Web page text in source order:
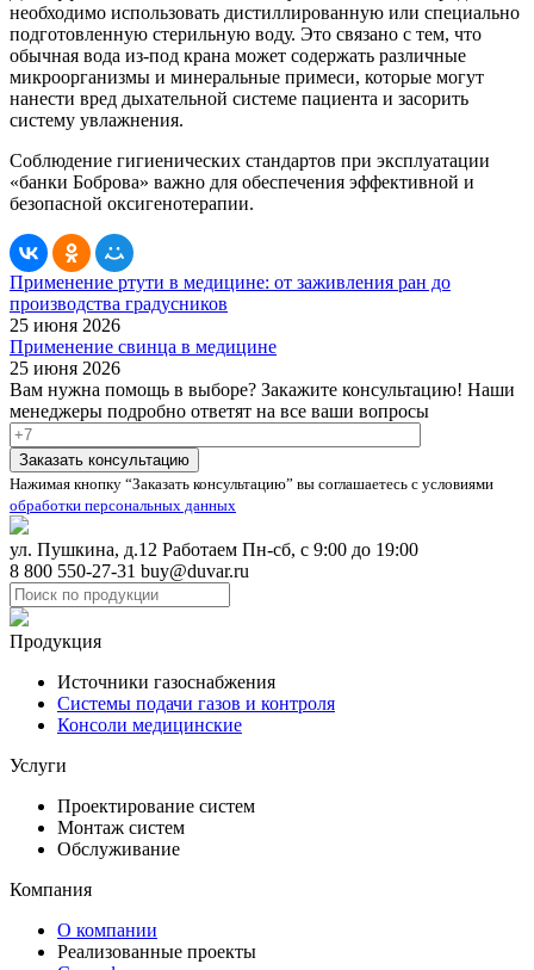
необходимо использовать дистиллированную или специально
подготовленную стерильную воду. Это связано с тем, что
обычная вода из-под крана может содержать различные
микроорганизмы и минеральные примеси, которые могут
нанести вред дыхательной системе пациента и засорить
систему увлажнения.
Соблюдение гигиенических стандартов при эксплуатации
«банки Боброва» важно для обеспечения эффективной и
безопасной оксигенотерапии.
Применение ртути в медицине: от заживления ран до
производства градусников
25 июня 2026
Применение свинца в медицине
25 июня 2026
Вам нужна помощь в выборе? Закажите консультацию! Наши
менеджеры подробно ответят на все ваши вопросы
Нажимая кнопку “Заказать консультацию” вы соглашаетесь с условиями
обработки персональных данных
ул. Пушкина, д.12 Работаем Пн-сб, с 9:00 до 19:00
8 800 550-27-31 buy@duvar.ru
Продукция
Источники газоснабжения
Системы подачи газов и контроля
Консоли медицинские
Услуги
Проектирование систем
Монтаж систем
Обслуживание
Компания
О компании
Реализованные проекты